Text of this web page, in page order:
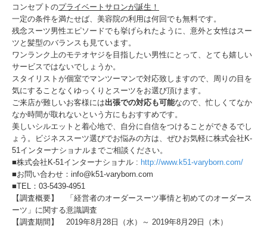
コンセプトのプライベートサロンが誕生！
一定の条件を満たせば、美容院の利用は何回でも無料です。
残念スーツ男性エピソードでも挙げられたように、意外と女性はスー
ツと髪型のバランスも見ています。
ワンランク上のモテオヤジを目指したい男性にとって、とても嬉しい
サービスではないでしょうか。
スタイリストが個室でマンツーマンで対応致しますので、周りの目を
気にすることなくゆっくりとスーツをお選び頂けます。
ご来店が難しいお客様には出張での対応も可能なので、忙しくてなか
なか時間が取れないという方にもおすすめです。
美しいシルエットと着心地で、自分に自信をつけることができるでし
ょう。ビジネススーツ選びでお悩みの方は、ぜひお気軽に株式会社K-
51インターナショナルまでご相談ください。
■株式会社K-51インターナショナル : http://www.k51-varyborn.com/
■お問い合わせ：info@k51-varyborn.com
■TEL：03-5439-4951
【調査概要】 「経営者のオーダースーツ事情と初めてのオーダース
ーツ」に関する意識調査
【調査期間】 2019年8月28日（水）～ 2019年8月29日（木）